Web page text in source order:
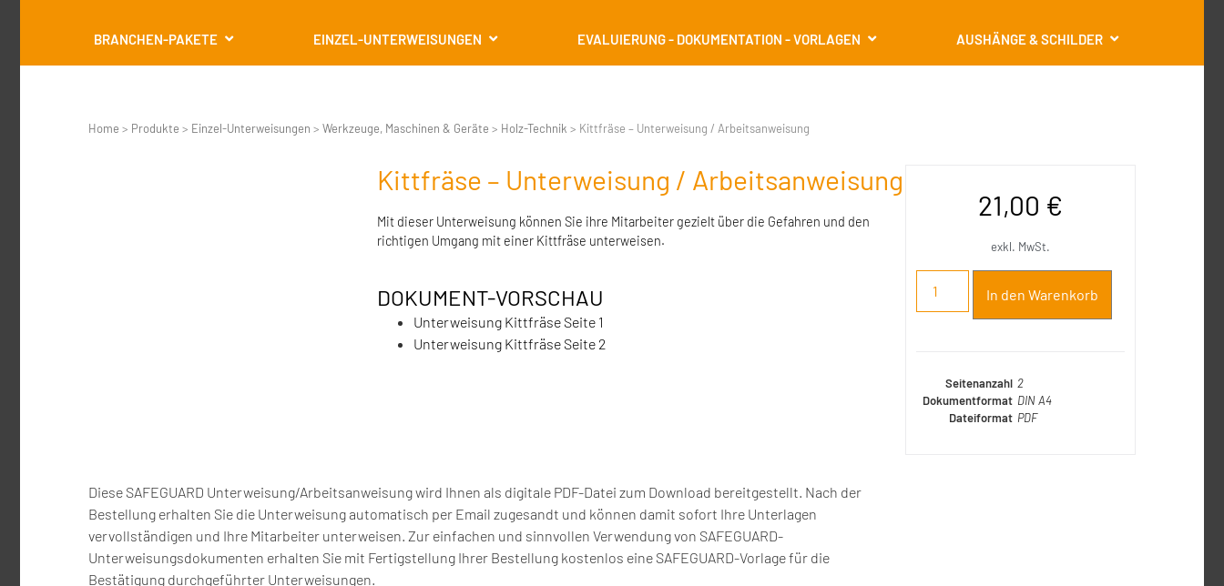
BRANCHEN-PAKETE EINZEL-UNTERWEISUNGEN EVALUIERUNG - DOKUMENTATION - VORLAGEN AUSHÄNGE & SCHILDER
Home > Produkte > Einzel-Unterweisungen > Werkzeuge, Maschinen & Geräte > Holz-Technik > Kittfräse – Unterweisung / Arbeitsanweisung
Kittfräse – Unterweisung / Arbeitsanweisung
Mit dieser Unterweisung können Sie ihre Mitarbeiter gezielt über die Gefahren und den
richtigen Umgang mit einer Kittfräse unterweisen.
DOKUMENT-VORSCHAU
Unterweisung Kittfräse Seite 1
Unterweisung Kittfräse Seite 2
Diese SAFEGUARD Unterweisung/Arbeitsanweisung wird Ihnen als digitale PDF-Datei zum Download bereitgestellt. Nach der
Bestellung erhalten Sie die Unterweisung automatisch per Email zugesandt und können damit sofort Ihre Unterlagen
vervollständigen und Ihre Mitarbeiter unterweisen. Zur einfachen und sinnvollen Verwendung von SAFEGUARD-
Unterweisungsdokumenten erhalten Sie mit Fertigstellung Ihrer Bestellung kostenlos eine SAFEGUARD-Vorlage für die
Bestätigung durchgeführter Unterweisungen.
21,00 €
exkl. MwSt.
In den Warenkorb
Seitenanzahl 2
Dokumentformat DIN A4
Dateiformat PDF